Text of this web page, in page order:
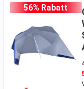
56% Rabatt